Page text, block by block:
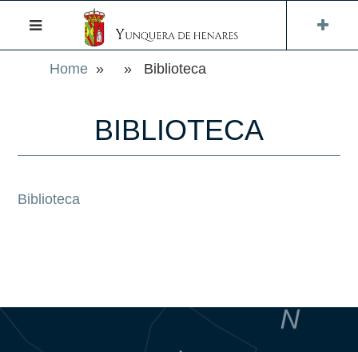
Home » » Biblioteca
BIBLIOTECA
Biblioteca